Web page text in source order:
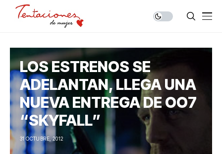
LOS ESTRENOS SE
ADELANTAN, LLEGA UNA
NUEVA ENTREGA DE OO7
“SKYFALL”
31 OCTUBRE, 2012